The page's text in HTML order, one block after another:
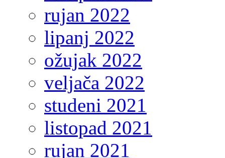
rujan 2022
lipanj 2022
ožujak 2022
veljača 2022
studeni 2021
listopad 2021
rujan 2021